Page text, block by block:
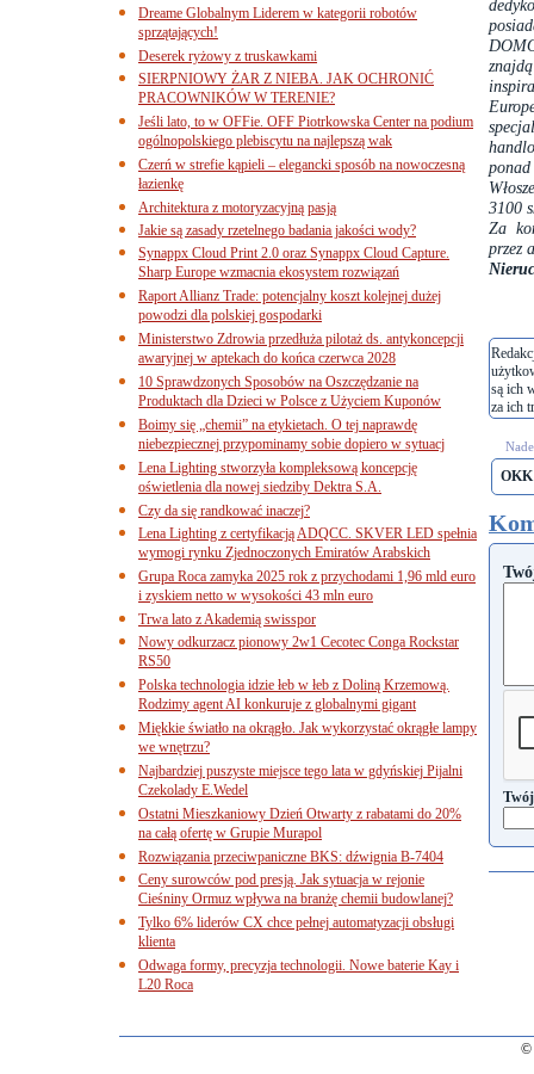
3100
Za
przez
są ich
za ich
Dreame Globalnym Liderem w kategorii robotów
sprzątających!
Deserek ryżowy z truskawkami
SIERPNIOWY ŻAR Z NIEBA. JAK OCHRONIĆ
PRACOWNIKÓW W TERENIE?
Jeśli lato, to w OFFie. OFF Piotrkowska Center na podium
ogólnopolskiego plebiscytu na najlepszą wak
Czerń w strefie kąpieli – elegancki sposób na nowoczesną
łazienkę
Architektura z motoryzacyjną pasją
Jakie są zasady rzetelnego badania jakości wody?
Synappx Cloud Print 2.0 oraz Synappx Cloud Capture.
Sharp Europe wzmacnia ekosystem rozwiązań
Raport Allianz Trade: potencjalny koszt kolejnej dużej
powodzi dla polskiej gospodarki
Ministerstwo Zdrowia przedłuża pilotaż ds. antykoncepcji
awaryjnej w aptekach do końca czerwca 2028
10 Sprawdzonych Sposobów na Oszczędzanie na
Produktach dla Dzieci w Polsce z Użyciem Kuponów
Boimy się „chemii” na etykietach. O tej naprawdę
niebezpiecznej przypominamy sobie dopiero w sytuacj
Lena Lighting stworzyła kompleksową koncepcję
oświetlenia dla nowej siedziby Dektra S.A.
Czy da się randkować inaczej?
Lena Lighting z certyfikacją ADQCC. SKVER LED spełnia
wymogi rynku Zjednoczonych Emiratów Arabskich
Grupa Roca zamyka 2025 rok z przychodami 1,96 mld euro
i zyskiem netto w wysokości 43 mln euro
Trwa lato z Akademią swisspor
Nowy odkurzacz pionowy 2w1 Cecotec Conga Rockstar
RS50
Polska technologia idzie łeb w łeb z Doliną Krzemową.
Rodzimy agent AI konkuruje z globalnymi gigant
Miękkie światło na okrągło. Jak wykorzystać okrągłe lampy
we wnętrzu?
Najbardziej puszyste miejsce tego lata w gdyńskiej Pijalni
Czekolady E.Wedel
Ostatni Mieszkaniowy Dzień Otwarty z rabatami do 20%
na całą ofertę w Grupie Murapol
Rozwiązania przeciwpaniczne BKS: dźwignia B-7404
Ceny surowców pod presją. Jak sytuacja w rejonie
Cieśniny Ormuz wpływa na branżę chemii budowlanej?
Tylko 6% liderów CX chce pełnej automatyzacji obsługi
klienta
Odwaga formy, precyzja technologii. Nowe baterie Kay i
L20 Roca
©